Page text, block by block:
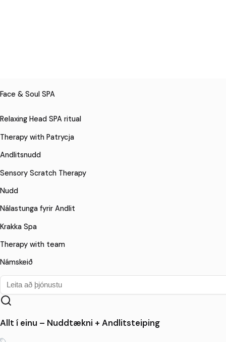
Face & Soul SPA
Relaxing Head SPA ritual
Therapy with Patrycja
Andlitsnudd
Sensory Scratch Therapy
Nudd
Nálastunga fyrir Andlit
Krakka Spa
Therapy with team
Námskeið
Allt í einu – Nuddtækni + Andlitsteiping